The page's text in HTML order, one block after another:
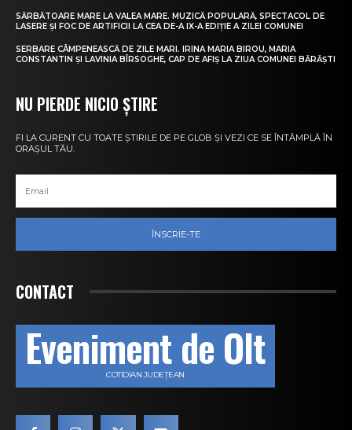
SĂRBĂTOARE MARE LA VALEA MARE. MUZICĂ POPULARĂ, SPECTACOL DE
LASERE ȘI FOC DE ARTIFICII LA CEA DE-A IX-A EDIȚIE A ZILEI COMUNEI
SERBARE CÂMPENEASCĂ DE ZILE MARI. IRINA MARIA BIROU, MARIA
CONSTANTIN ȘI LAVINIA BÎRSOGHE, CAP DE AFIȘ LA ZIUA COMUNEI BĂRĂȘTI
NU PIERDE NICIO ȘTIRE
FI LA CURENT CU TOATE ȘTIRILE DE PE GLOB ȘI VEZI CE SE ÎNTÂMPLĂ ÎN
ORAȘUL TĂU.
ÎNSCRIE-TE
CONTACT
Eveniment de Olt
COTIDIAN JUDEȚEAN